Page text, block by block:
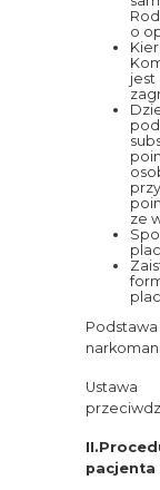
o
jest
ze
pacjenta